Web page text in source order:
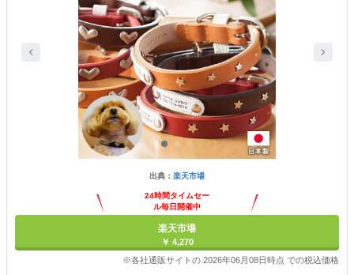
出典： 楽天市場
24時間タイムセー
ル毎日開催中
楽天市場
￥ 4,270
※各社通販サイトの 2026年06月08日時点 での税込価格